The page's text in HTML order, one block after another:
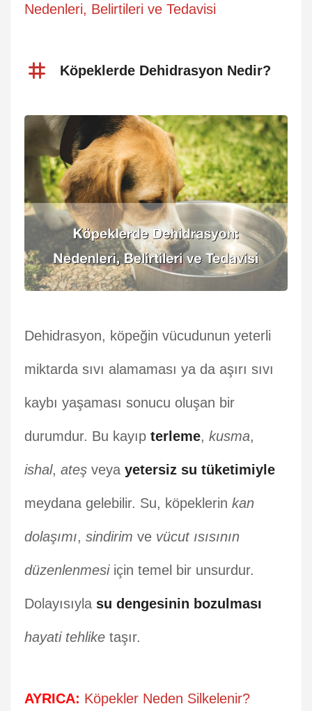
Nedenleri, Belirtileri ve Tedavisi
Köpeklerde Dehidrasyon Nedir?
Dehidrasyon, köpeğin vücudunun yeterli
miktarda sıvı alamaması ya da aşırı sıvı
kaybı yaşaması sonucu oluşan bir
durumdur. Bu kayıp terleme, kusma,
ishal, ateş veya yetersiz su tüketimiyle
meydana gelebilir. Su, köpeklerin kan
dolaşımı, sindirim ve vücut ısısının
düzenlenmesiiçin temel bir unsurdur.
Dolayısıyla su dengesinin bozulması
hayati tehlike taşır.
AYRICA: Köpekler Neden Silkelenir?